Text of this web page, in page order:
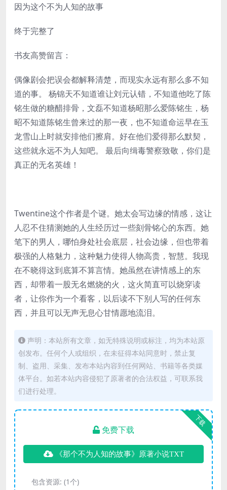
因为这个不为人知的故事
终于完整了
书友高赞留言：
偶像剧会把误会都解释清楚，而现实永远有那么多不知
道的事。 杨锦天不知道谁让刘元认错，不知道他吃了陈
铭生做的糖醋排骨，文磊不知道杨昭那么爱陈铭生，杨
昭不知道陈铭生曾来过的那一夜，也不知道命运早在玉
龙雪山上时就安排他们擦肩。好在他们爱得那么默契，
这些就永远不为人知吧。 最后向缉毒警察致敬，你们是
真正的无名英雄！
Twentine这个作者是个谜。她太会写边缘的情感，这让
人忍不住猜测她的人生经历过一些刻骨铭心的东西。她
笔下的男人，哪怕身处社会底层，社会边缘，但也带着
极强的人格魅力，这种魅力使得人物高贵，智慧。我现
在不晓得这到底算不算言情。她虽然在讲情感上的东
西，却带着一股无名燃烧的火，这火简直可以烧穿读
者，让你作为一个看客，以后读不下别人写的任何东
西，并且可以无声无息心甘情愿地流泪。
声明：本站所有文章，如无特殊说明或标注，均为本站原
创发布。任何个人或组织，在未征得本站同意时，禁止复
制、盗用、采集、发布本站内容到任何网站、书籍等各类媒
体平台。如若本站内容侵犯了原著者的合法权益，可联系我
们进行处理。
下载
免费下载
《那个不为人知的故事》原著小说TXT
包含资源: (1个)